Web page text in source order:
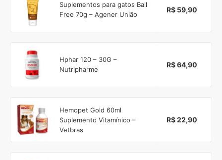
Suplementos para gatos Ball
Free 70g – Agener União
R$ 59,90
Hphar 120 – 30G –
Nutripharme
R$ 64,90
Hemopet Gold 60ml
Suplemento Vitamínico –
Vetbras
R$ 22,90